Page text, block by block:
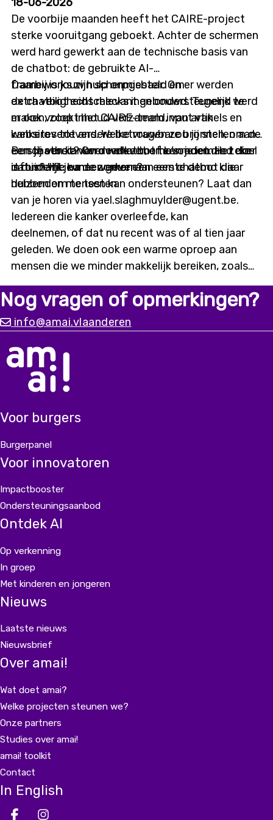
Tijdstip: 12u00 tot 12u45 Locatie: online
De voorbije maanden heeft het CAIRE-project
sterke vooruitgang geboekt. Achter de schermen
werd hard gewerkt aan de technische basis van
de chatbot: de gebruikte AI-
frameworks zijn scherpgesteld en er werden
extra veiligheidschecks ingebouwd. Tegelijk werd
er ook volop inhoud verzameld, van artikels en
websites tot andere betrouwbare bronnen, om de
eerste versie van de chatbot te voeden. Het doel
is duidelijk: na de zomer een eerste demo klaar
hebben om te testen.
Daarbij is jouw hulp onmisbaar. Om
de chatbot echt relevant en ondersteunend te
maken, zoekt het CAIRE-team input van
kankeroverlevers. Welke vragen zou jij stellen aan
een chatbot? Over welke thema’s moet die zeker
informatie kunnen geven?
Ben jij een kankeroverlever, of ken je iemand die
dat is? Wil je meewerken aan een chatbot die
duizenden mensen kan ondersteunen? Laat dan
van je horen via yael.slaghmuylder@ugent.be.
Iedereen die kanker overleefde, kan
deelnemen, of dat nu recent was of al tien jaar
geleden. We doen ook een warme oproep aan
mensen die we minder makkelijk bereiken, zoals
digitaal kwetsbaren of mensen met een
migratieachtergrond. Alleen met input vanuit
diverse ervaringen kunnen we
een chatbot bouwen die er écht is voor iedereen.
Nog vragen of opmerkingen?
info@amai.vlaanderen
Voor burgers
Burgerpanel
Voor innovatoren
Impactbooster
Ondersteuningsaanbod
Ontdek AI
Op verkenning
In groep
Met kinderen en jongeren
Nieuws
Laatste nieuws
Nieuwsbrief
Over amai!
Wat doet amai?
Welke projecten steunen we?
Onze partners
Studies over amai!
amai! toolkit
Contact
In English